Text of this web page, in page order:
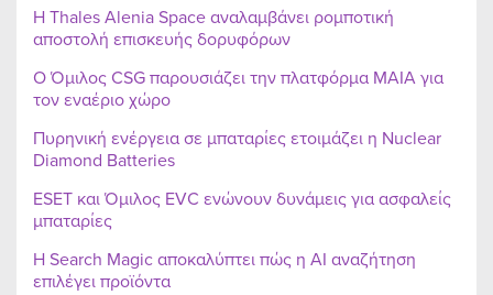
Η Thales Alenia Space αναλαμβάνει ρομποτική
αποστολή επισκευής δορυφόρων
Ο Όμιλος CSG παρουσιάζει την πλατφόρμα MAIA για
τον εναέριο χώρο
Πυρηνική ενέργεια σε μπαταρίες ετοιμάζει η Nuclear
Diamond Batteries
ESET και Όμιλος EVC ενώνουν δυνάμεις για ασφαλείς
μπαταρίες
Η Search Magic αποκαλύπτει πώς η AI αναζήτηση
επιλέγει προϊόντα